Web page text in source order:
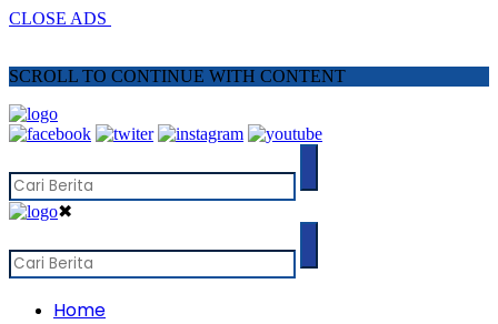
CLOSE ADS
SCROLL TO CONTINUE WITH CONTENT
✖
Home